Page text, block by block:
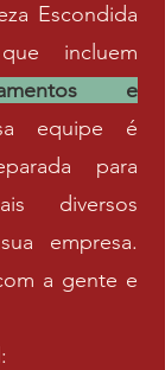
Escondida
incluem
e
equipe é
para
diversos
empresa.
a gente e